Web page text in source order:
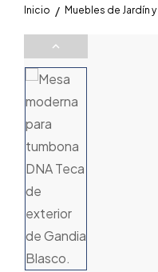
Inicio Muebles de Jardín y